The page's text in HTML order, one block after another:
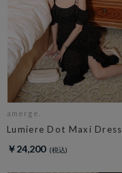
amerge.
Lumiere Dot Maxi Dress
￥24,200